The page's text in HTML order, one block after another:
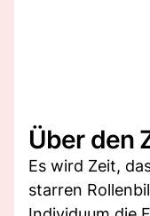
Über den
Es wird Zeit,
starren